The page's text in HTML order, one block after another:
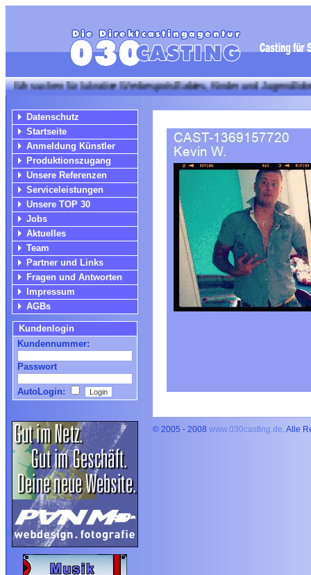
für lukrative Werbespots Babies, Kinder und Jugendliche! Bitte
Datenschutz
Startseite
Anmeldung Künstler
Produktionszugang
Unsere Referenzen
Serviceleistungen
Unsere TOP 30
Jobs
Aktuelles
Team
Partner und Links
Fragen und Antworten
Impressum
AGBs
Kundenlogin
Kundennummer:
Passwort
AutoLogin:
© 2005 - 2008 www.030casting.de. Alle